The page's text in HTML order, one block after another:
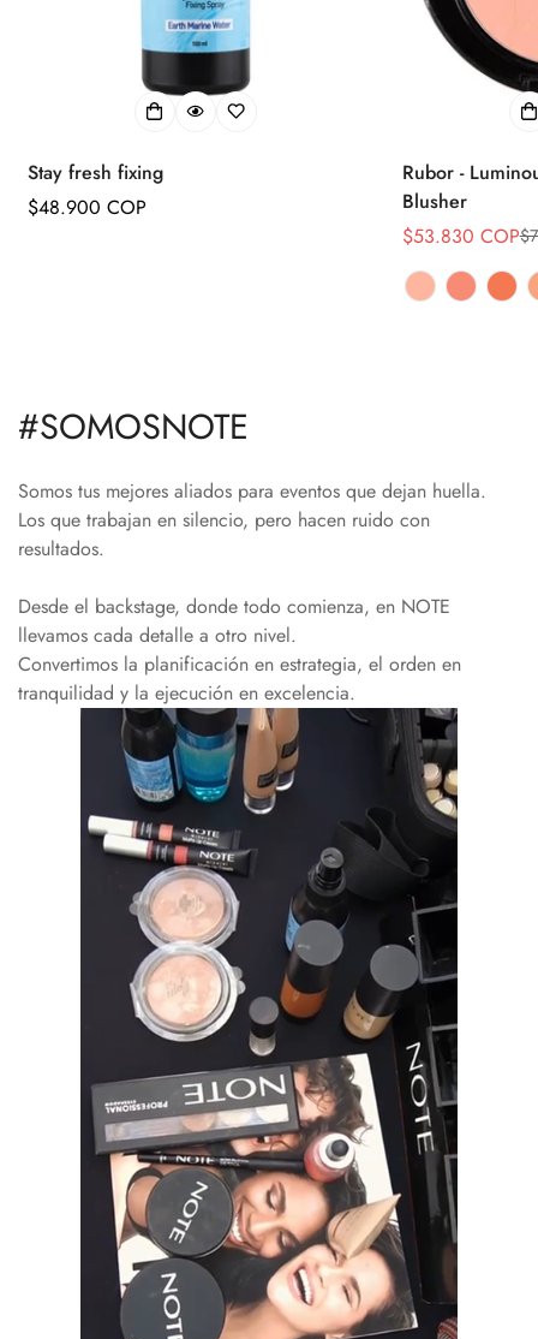
Stay fresh fixing
Precio
$48.900 COP
Rubor -
Blusher
Precio
de
venta
$53.830 COP
Precio
regular
#SOMOSNOTE
Somos tus mejores aliados para eventos que dejan huella.
Los que trabajan en silencio, pero hacen ruido con
resultados.
Desde el backstage, donde todo comienza, en NOTE
llevamos cada detalle a otro nivel.
Convertimos la planificación en estrategia, el orden en
tranquilidad y la ejecución en excelencia.
Confirm your age
Are you 18 years old or older?